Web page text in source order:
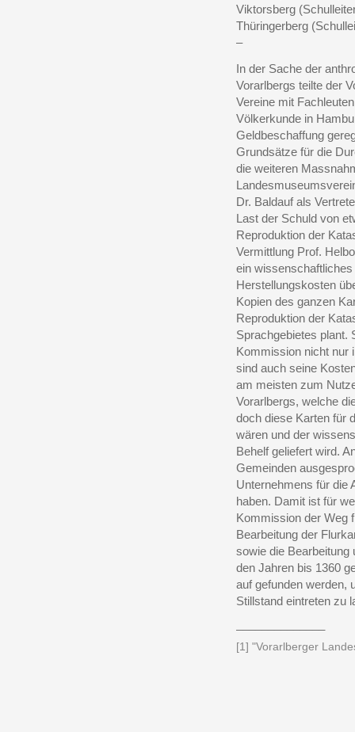
Viktorsberg
Thüringerberg
–
In der Sache der
Vorarlbergs teilte der
Vereine mit
Völkerkunde in
Geldbeschaffung
Grundsätze für die
die weiteren
Dr. Baldauf als
Last der Schuld von
Reproduktion der
Vermittlung Prof.
ein
Herstellungskosten
Kopien des ganzen
Reproduktion der
Sprachgebietes plant.
Kommission nicht nur
sind auch seine
am meisten zum
Vorarlbergs, welche
doch diese Karten für
wären und der
Behelf geliefert wird.
Gemeinden
Unternehmens für die
haben. Damit ist für
Kommission der Weg
Bearbeitung der
sowie die Bearbeitung
den Jahren bis 1360
auf gefunden werden,
Stillstand eintreten zu
[1] "Vorarlberger